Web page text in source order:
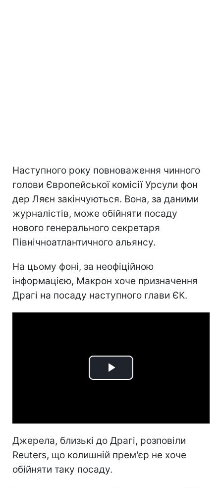
Наступного року повноваження чинного
голови Європейської комісії Урсули фон
дер Ляєн закінчуються. Вона, за даними
журналістів, може обійняти посаду
нового генерального секретаря
Північноатлантичного альянсу.
На цьому фоні, за неофіційною
інформацією, Макрон хоче призначення
Драгі на посаду наступного глави ЄК.
Play
Джерела, близькі до Драгі, розповіли
Reuters, що колишній прем'єр не хоче
обійняти таку посаду.